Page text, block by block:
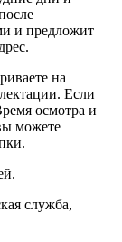
и предложит
на
Если
осмотра и
можете
служба,